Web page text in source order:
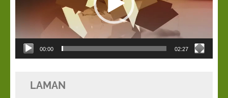
00:00 02:27
LAMAN